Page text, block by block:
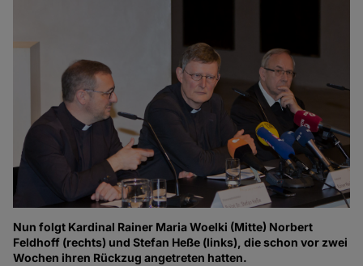
Nun folgt Kardinal Rainer Maria Woelki (Mitte) Norbert
Feldhoff (rechts) und Stefan Heße (links), die schon vor zwei
Wochen ihren Rückzug angetreten hatten.